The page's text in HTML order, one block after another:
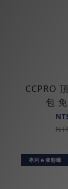
CCPRO
包
專利🔥液態蠟